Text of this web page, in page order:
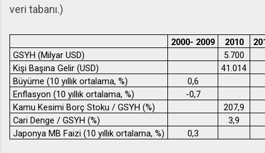
veri tabanı.)
2000- 2009 2010
GSYH (Milyar USD)
5.700
Kişi Başına Gelir (USD)
41.014
Büyüme (10 yıllık ortalama, %)
0,6
Enflasyon (10 yıllık ortalama, %)
-0,7
Kamu Kesimi Borç Stoku / GSYH (%)
207,9
Cari Denge / GSYH (%)
3,9
Japonya MB Faizi (10 yıllık ortalama, %)
0,3